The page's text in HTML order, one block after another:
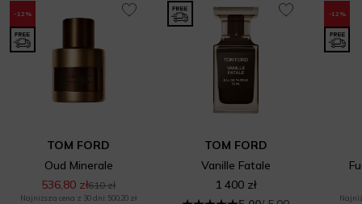
-12%
TOM FORD
Oud Minerale
536,80 zł610 zł
Najniższa cena z 30 dni: 500,20 zł
TOM FORD
Vanille Fatale
1 400 zł
-12%